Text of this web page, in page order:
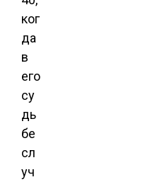
ког
да
в
его
су
дь
бе
сл
уч